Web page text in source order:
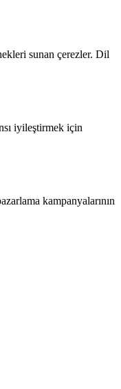
sunan çerezler. Dil
iyileştirmek için
kampanyalarının